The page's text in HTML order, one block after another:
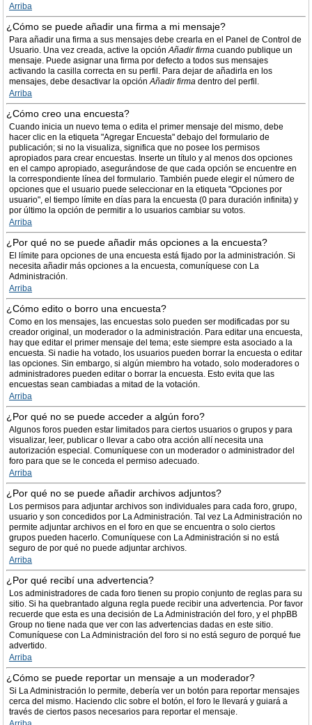
Arriba
¿Cómo se puede añadir una firma a mi mensaje?
Para añadir una firma a sus mensajes debe crearla en el Panel de Control de
Usuario. Una vez creada, active la opciónAñadir firma cuando publique un
mensaje. Puede asignar una firma por defecto a todos sus mensajes
activando la casilla correcta en su perfil. Para dejar de añadirla en los
mensajes, debe desactivar la opciónAñadir firma dentro del perfil.
Arriba
¿Cómo creo una encuesta?
Cuando inicia un nuevo tema o edita el primer mensaje del mismo, debe
hacer clic en la etiqueta "Agregar Encuesta" debajo del formulario de
publicación; si no la visualiza, significa que no posee los permisos
apropiados para crear encuestas. Inserte un título y al menos dos opciones
en el campo apropiado, asegurándose de que cada opción se encuentre en
la correspondiente línea del formulario. También puede elegir el número de
opciones que el usuario puede seleccionar en la etiqueta "Opciones por
usuario", el tiempo límite en días para la encuesta (0 para duración infinita) y
por último la opción de permitir a lo usuarios cambiar su votos.
Arriba
¿Por qué no se puede añadir más opciones a la encuesta?
El límite para opciones de una encuesta está fijado por la administración. Si
necesita añadir más opciones a la encuesta, comuníquese con La
Administración.
Arriba
¿Cómo edito o borro una encuesta?
Como en los mensajes, las encuestas solo pueden ser modificadas por su
creador original, un moderador o la administración. Para editar una encuesta,
hay que editar el primer mensaje del tema; este siempre esta asociado a la
encuesta. Si nadie ha votado, los usuarios pueden borrar la encuesta o editar
las opciones. Sin embargo, si algún miembro ha votado, solo moderadores o
administradores pueden editar o borrar la encuesta. Esto evita que las
encuestas sean cambiadas a mitad de la votación.
Arriba
¿Por qué no se puede acceder a algún foro?
Algunos foros pueden estar limitados para ciertos usuarios o grupos y para
visualizar, leer, publicar o llevar a cabo otra acción allí necesita una
autorización especial. Comuníquese con un moderador o administrador del
foro para que se le conceda el permiso adecuado.
Arriba
¿Por qué no se puede añadir archivos adjuntos?
Los permisos para adjuntar archivos son individuales para cada foro, grupo,
usuario y son concedidos por La Administración. Tal vez La Administración no
permite adjuntar archivos en el foro en que se encuentra o solo ciertos
grupos pueden hacerlo. Comuníquese con La Administración si no está
seguro de por qué no puede adjuntar archivos.
Arriba
¿Por qué recibí una advertencia?
Los administradores de cada foro tienen su propio conjunto de reglas para su
sitio. Si ha quebrantado alguna regla puede recibir una advertencia. Por favor
recuerde que esta es una decisión de La Administración del foro, y el phpBB
Group no tiene nada que ver con las advertencias dadas en este sitio.
Comuníquese con La Administración del foro si no está seguro de porqué fue
advertido.
Arriba
¿Cómo se puede reportar un mensaje a un moderador?
Si La Administración lo permite, debería ver un botón para reportar mensajes
cerca del mismo. Haciendo clic sobre el botón, el foro le llevará y guiará a
través de ciertos pasos necesarios para reportar el mensaje.